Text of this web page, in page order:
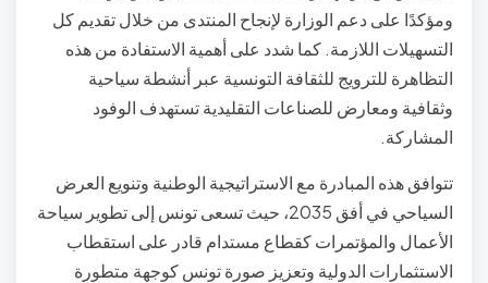
ومؤكدًا على دعم الوزارة لإنجاح المنتدى من خلال تقديم كل
التسهيلات اللازمة. كما شدد على أهمية الاستفادة من هذه
التظاهرة للترويج للثقافة التونسية عبر أنشطة سياحية
وثقافية ومعارض للصناعات التقليدية تستهدف الوفود
المشاركة.
تتوافق هذه المبادرة مع الاستراتيجية الوطنية وتنويع العرض
السياحي في أفق 2035، حيث تسعى تونس إلى تطوير سياحة
الأعمال والمؤتمرات كقطاع مستدام قادر على استقطاب
الاستثمارات الدولية وتعزيز صورة تونس كوجهة متطورة